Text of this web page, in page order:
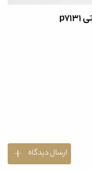
ارسال دیدگاه